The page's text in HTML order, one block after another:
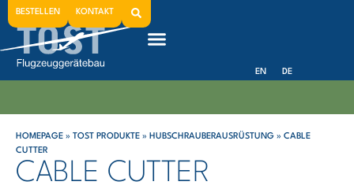
BESTELLEN KONTAKT
EN DE
HOMEPAGE » TOST PRODUKTE » HUBSCHRAUBERAUSRÜSTUNG » CABLE
CUTTER
CABLE CUTTER